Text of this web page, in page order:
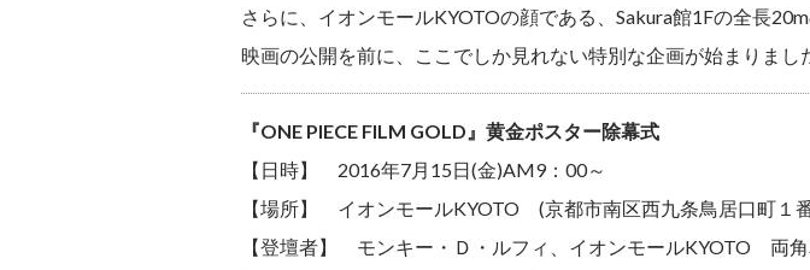
さらに、イオンモールKYOTOの顔である、Sakura館1Fの全長
映画の公開を前に、ここでしか見れない特別な企画が始まりまし
『ONE PIECE FILM GOLD』黄金ポスター除幕式
【日時】 2016年7月15日(金)AM9：00～
【場所】 イオンモールKYOTO (京都市南区西九条鳥居口町１
【登壇者】 モンキー・Ｄ・ルフィ、イオンモールKYOTO 両